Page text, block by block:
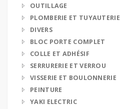
OUTILLAGE
PLOMBERIE ET TUYAUTERIE
DIVERS
BLOC PORTE COMPLET
COLLE ET ADHÉSIF
SERRURERIE ET VERROU
VISSERIE ET BOULONNERIE
PEINTURE
YAKI ELECTRIC